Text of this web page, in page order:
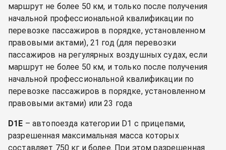
маршрут не более 50 км, и только после получения
начальной профессиональной квалификации по
перевозке пассажиров в порядке, установленном
правовыми актами), 21 год (для перевозки
пассажиров на регулярных воздушных судах, если
маршрут не более 50 км, и только после получения
начальной профессиональной квалификации по
перевозке пассажиров в порядке, установленном
правовыми актами) или 23 года
D1E – автопоезда категории D1 с прицепами,
разрешенная максимальная масса которых
составляет 750 кг и более. При этом разрешенная